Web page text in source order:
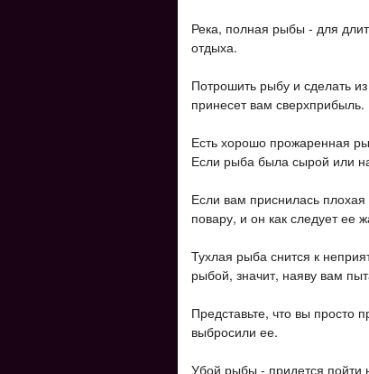
Река, полная рыбы - для
отдыха.
Потрошить рыбу и сделать
принесет вам сверхприбыль.
Есть хорошо прожаренная
Если рыба была сырой или
Если вам приснилась
повару, и он как следует ее
Тухлая рыба снится к
рыбой, значит, наяву вам
Представьте, что вы просто
выбросили ее.
Убой рыбы - придется пойти